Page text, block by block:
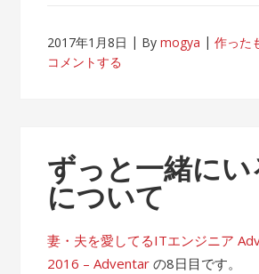
2017年1月8日 Bymogya
作った
コメントする
ずっと一緒に
について
妻・夫を愛してるITエンジニア
2016 – Adventar の8日目です。